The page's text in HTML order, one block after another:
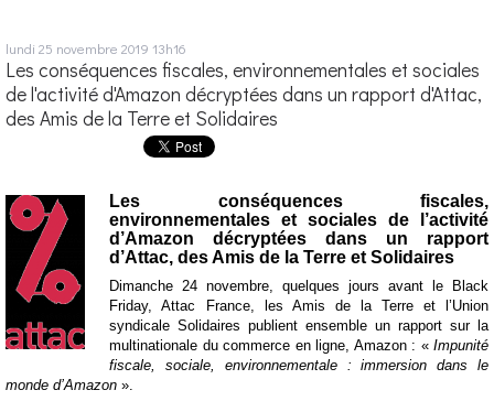
lundi 25 novembre 2019 13h16
Les conséquences fiscales, environnementales et sociales
de l'activité d'Amazon décryptées dans un rapport d'Attac,
des Amis de la Terre et Solidaires
Les conséquences fiscales,
environnementales et sociales de l’activité
d’Amazon décryptées dans un rapport
d’Attac, des Amis de la Terre et Solidaires
Dimanche 24 novembre, quelques jours avant le Black
Friday, Attac France, les Amis de la Terre et l’Union
syndicale Solidaires publient ensemble un rapport sur la
multinationale du commerce en ligne, Amazon : « Impunité
fiscale, sociale, environnementale : immersion dans le
monde d’Amazon ».